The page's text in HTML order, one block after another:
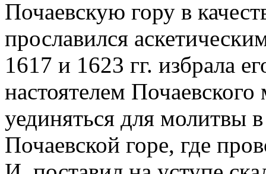
Почаевскую гору в
прославился
1617 и 1623 гг. избрала
настоятелем
уединяться для молитвы
Почаевской горе, где